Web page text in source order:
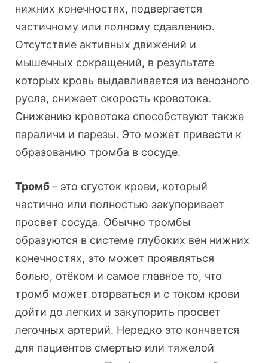
нижних конечностях, подвергается
частичному или полному сдавлению.
Отсутствие активных движений и
мышечных сокращений, в результате
которых кровь выдавливается из венозного
русла, снижает скорость кровотока.
Снижению кровотока способствуют также
параличи и парезы. Это может привести к
образованию тромба в сосуде.
Тромб– это сгусток крови, который
частично или полностью закупоривает
просвет сосуда. Обычно тромбы
образуются в системе глубоких вен нижних
конечностях, это может проявляться
болью, отёком и самое главное то, что
тромб может оторваться и с током крови
дойти до легких и закупорить просвет
легочных артерий. Нередко это кончается
для пациентов смертью или тяжелой